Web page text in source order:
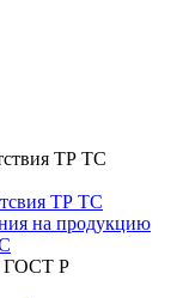
ТР ТС
ТР ТС
на продукцию
ГОСТ Р